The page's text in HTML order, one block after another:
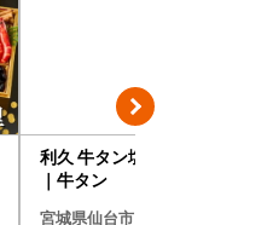
利久 牛タン塩味3個セット
｜牛タン
宮城県仙台市